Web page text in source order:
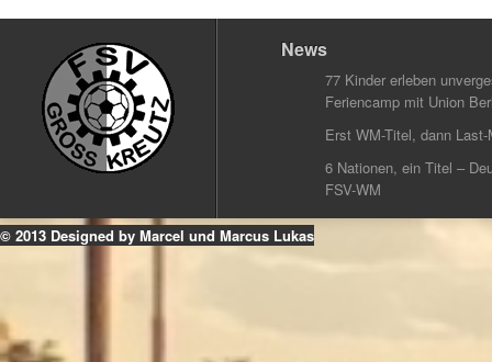
News
77 Kinder erleben
Feriencamp mit Union
Erst WM-Titel, dann
6 Nationen, ein Titel –
FSV-WM
© 2013 Designed by Marcel und Marcus Lukas